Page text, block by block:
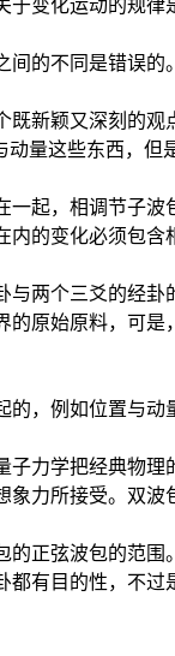
变化运动的规
的不同是错误
新颖又深刻的
量这些东西，
起，相调节子
的变化必须包
两个三爻的经
原始原料，可
，例如位置与
力学把经典物
力所接受。双
正弦波包的范
有目的性，不